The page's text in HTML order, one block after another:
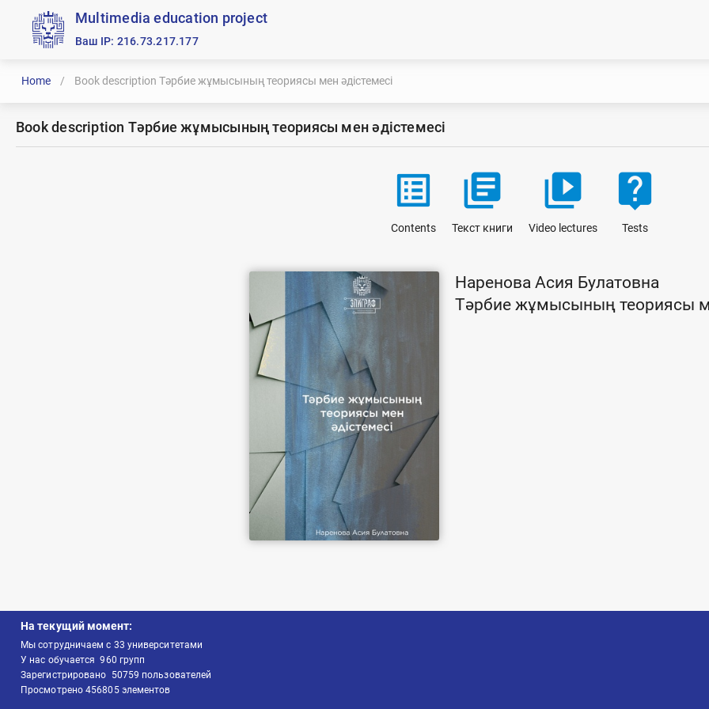
Multimedia education project
Ваш IP: 216.73.217.177
Home / Book description Тәрбие жұмысының теориясы мен әдістемесі
Book description Тәрбие жұмысының теориясы мен әдістемесі
list_alt
Contents
library_books
Текст книги
video_library
Video lectures
live_help
Tests
Наренова Асия Булатовна
Тәрбие жұмысының теориясы
На текущий момент:
Мы сотрудничаем с 33 университетами
У нас обучается 960 групп
Зарегистрировано 50759 пользователей
Просмотрено456805элементов